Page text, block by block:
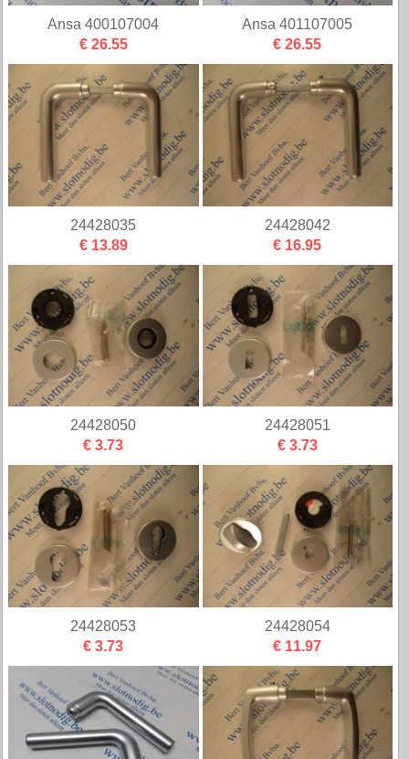
Ansa 400107004
€ 26.55
Ansa 401107005
€ 26.55
24428035
€ 13.89
24428042
€ 16.95
24428050
€ 3.73
24428051
€ 3.73
24428053
€ 3.73
24428054
€ 11.97